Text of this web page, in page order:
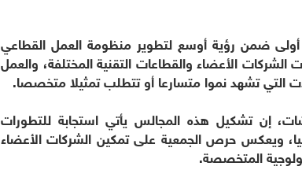
ضمن رؤية أوسع لتطوير منظومة العمل القطاعي
الأعضاء والقطاعات التقنية المختلفة، والعمل
تشهد نموا متسارعا أو تتطلب تمثيلا متخصصا.
إن تشكيل هذه المجالس يأتي استجابة للتطورات
ويعكس حرص الجمعية على تمكين الشركات الأعضاء
المتخصصة.